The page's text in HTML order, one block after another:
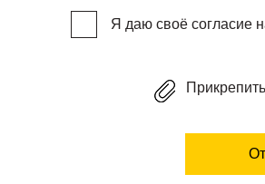
Я даю своё согласие